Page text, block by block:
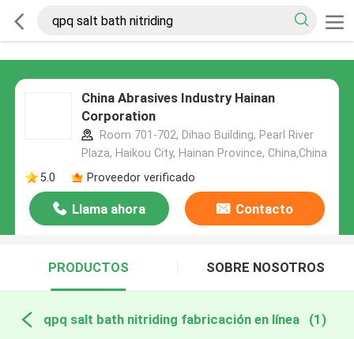
China Abrasives Industry Hainan
Corporation
Room 701-702, Dihao Building, Pearl River
Plaza, Haikou City, Hainan Province, China,China
5.0
Proveedor verificado
Llama ahora Contacto
PRODUCTOS SOBRE NOSOTROS
qpq salt bath nitriding fabricación en línea (1)